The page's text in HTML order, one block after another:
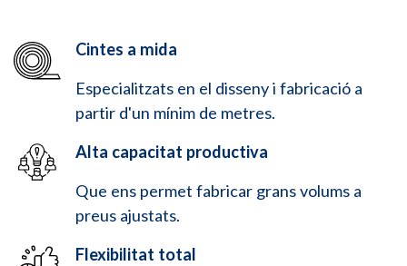
Cintes a mida
Especialitzats en el disseny i fabricació a
partir d'un mínim de metres.
Alta capacitat productiva
Que ens permet fabricar grans volums a
preus ajustats.
Flexibilitat total